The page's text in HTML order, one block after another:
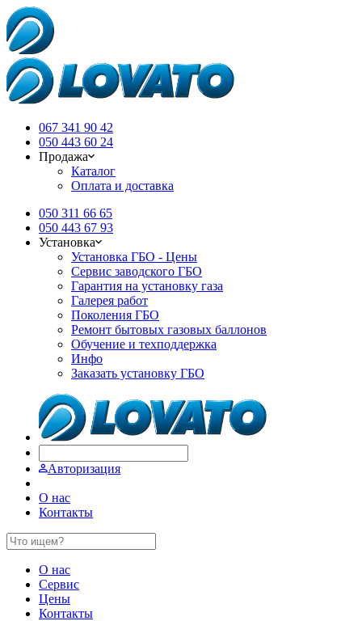
067 341 90 42
050 443 60 24
Продажа
Каталог
Оплата и доставка
050 311 66 65
050 443 67 93
Установка
Установка ГБО - Цены
Сервис заводского ГБО
Гарантия на установку газа
Галерея работ
Поколения ГБО
Ремонт бытовых газовых баллонов
Обучение и техподдержка
Инфо
Заказать установку ГБО
Авторизация
О нас
Контакты
О нас
Сервис
Цены
Контакты